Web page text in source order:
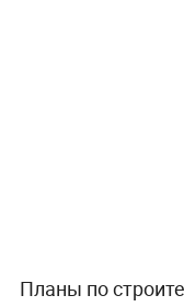
Планы по